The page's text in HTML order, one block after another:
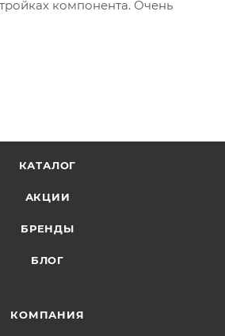
компонента. Очень
КАТАЛОГ
АКЦИИ
БРЕНДЫ
БЛОГ
КОМПАНИЯ